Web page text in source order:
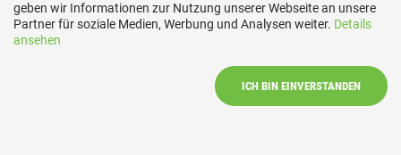
Spenden
geben wir Informationen zur Nutzung unserer Webseite an unsere
Partner für soziale Medien, Werbung und Analysen weiter. Details
ansehen
ICH BIN EINVERSTANDEN